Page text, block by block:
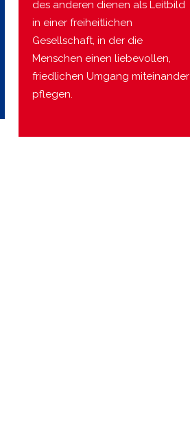
des anderen dienen als Leitbild
in einer freiheitlichen
Gesellschaft, in der die
Menschen einen liebevollen,
friedlichen Umgang miteinander
pflegen.